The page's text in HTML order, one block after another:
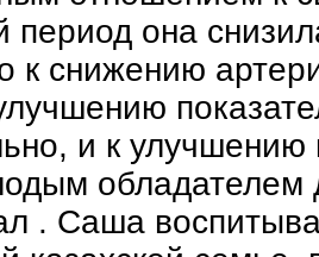
период она
к снижению
и к улучшению
обладателем
. Саша